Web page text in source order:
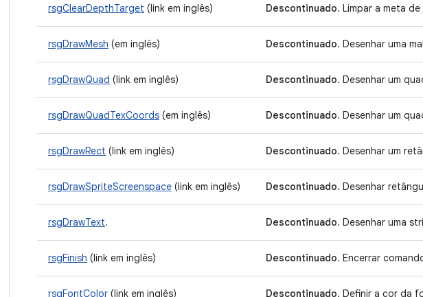
rsgClearDepthTarget (link em inglês) Descontinuado. Limpar a meta
rsgDrawMesh (em inglês) Descontinuado. Desenhar uma
rsgDrawQuad (link em inglês) Descontinuado. Desenhar um
rsgDrawQuadTexCoords (em inglês) Descontinuado. Desenhar um
rsgDrawRect (link em inglês) Descontinuado. Desenhar um
rsgDrawSpriteScreenspace (link em inglês) Descontinuado. Desenhar
rsgDrawText. Descontinuado. Desenhar uma
rsgFinish (link em inglês) Descontinuado. Encerrar
rsgFontColor (link em inglês) Descontinuado. Definir a cor da